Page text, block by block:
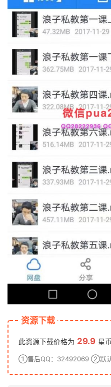
资源下载
此资源下载价格为 29.9 星
①售后QQ：32492069 ②默认